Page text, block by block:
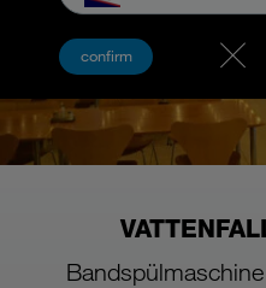
confirm